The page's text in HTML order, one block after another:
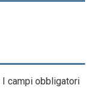
I campi obbligatori